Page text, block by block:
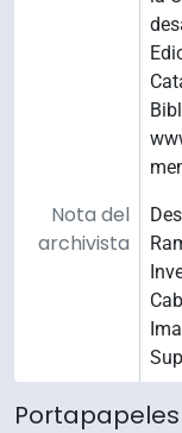
Nota del
archivista
Portapapeles